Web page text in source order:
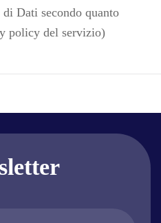
Dati secondo quanto
policy del servizio)